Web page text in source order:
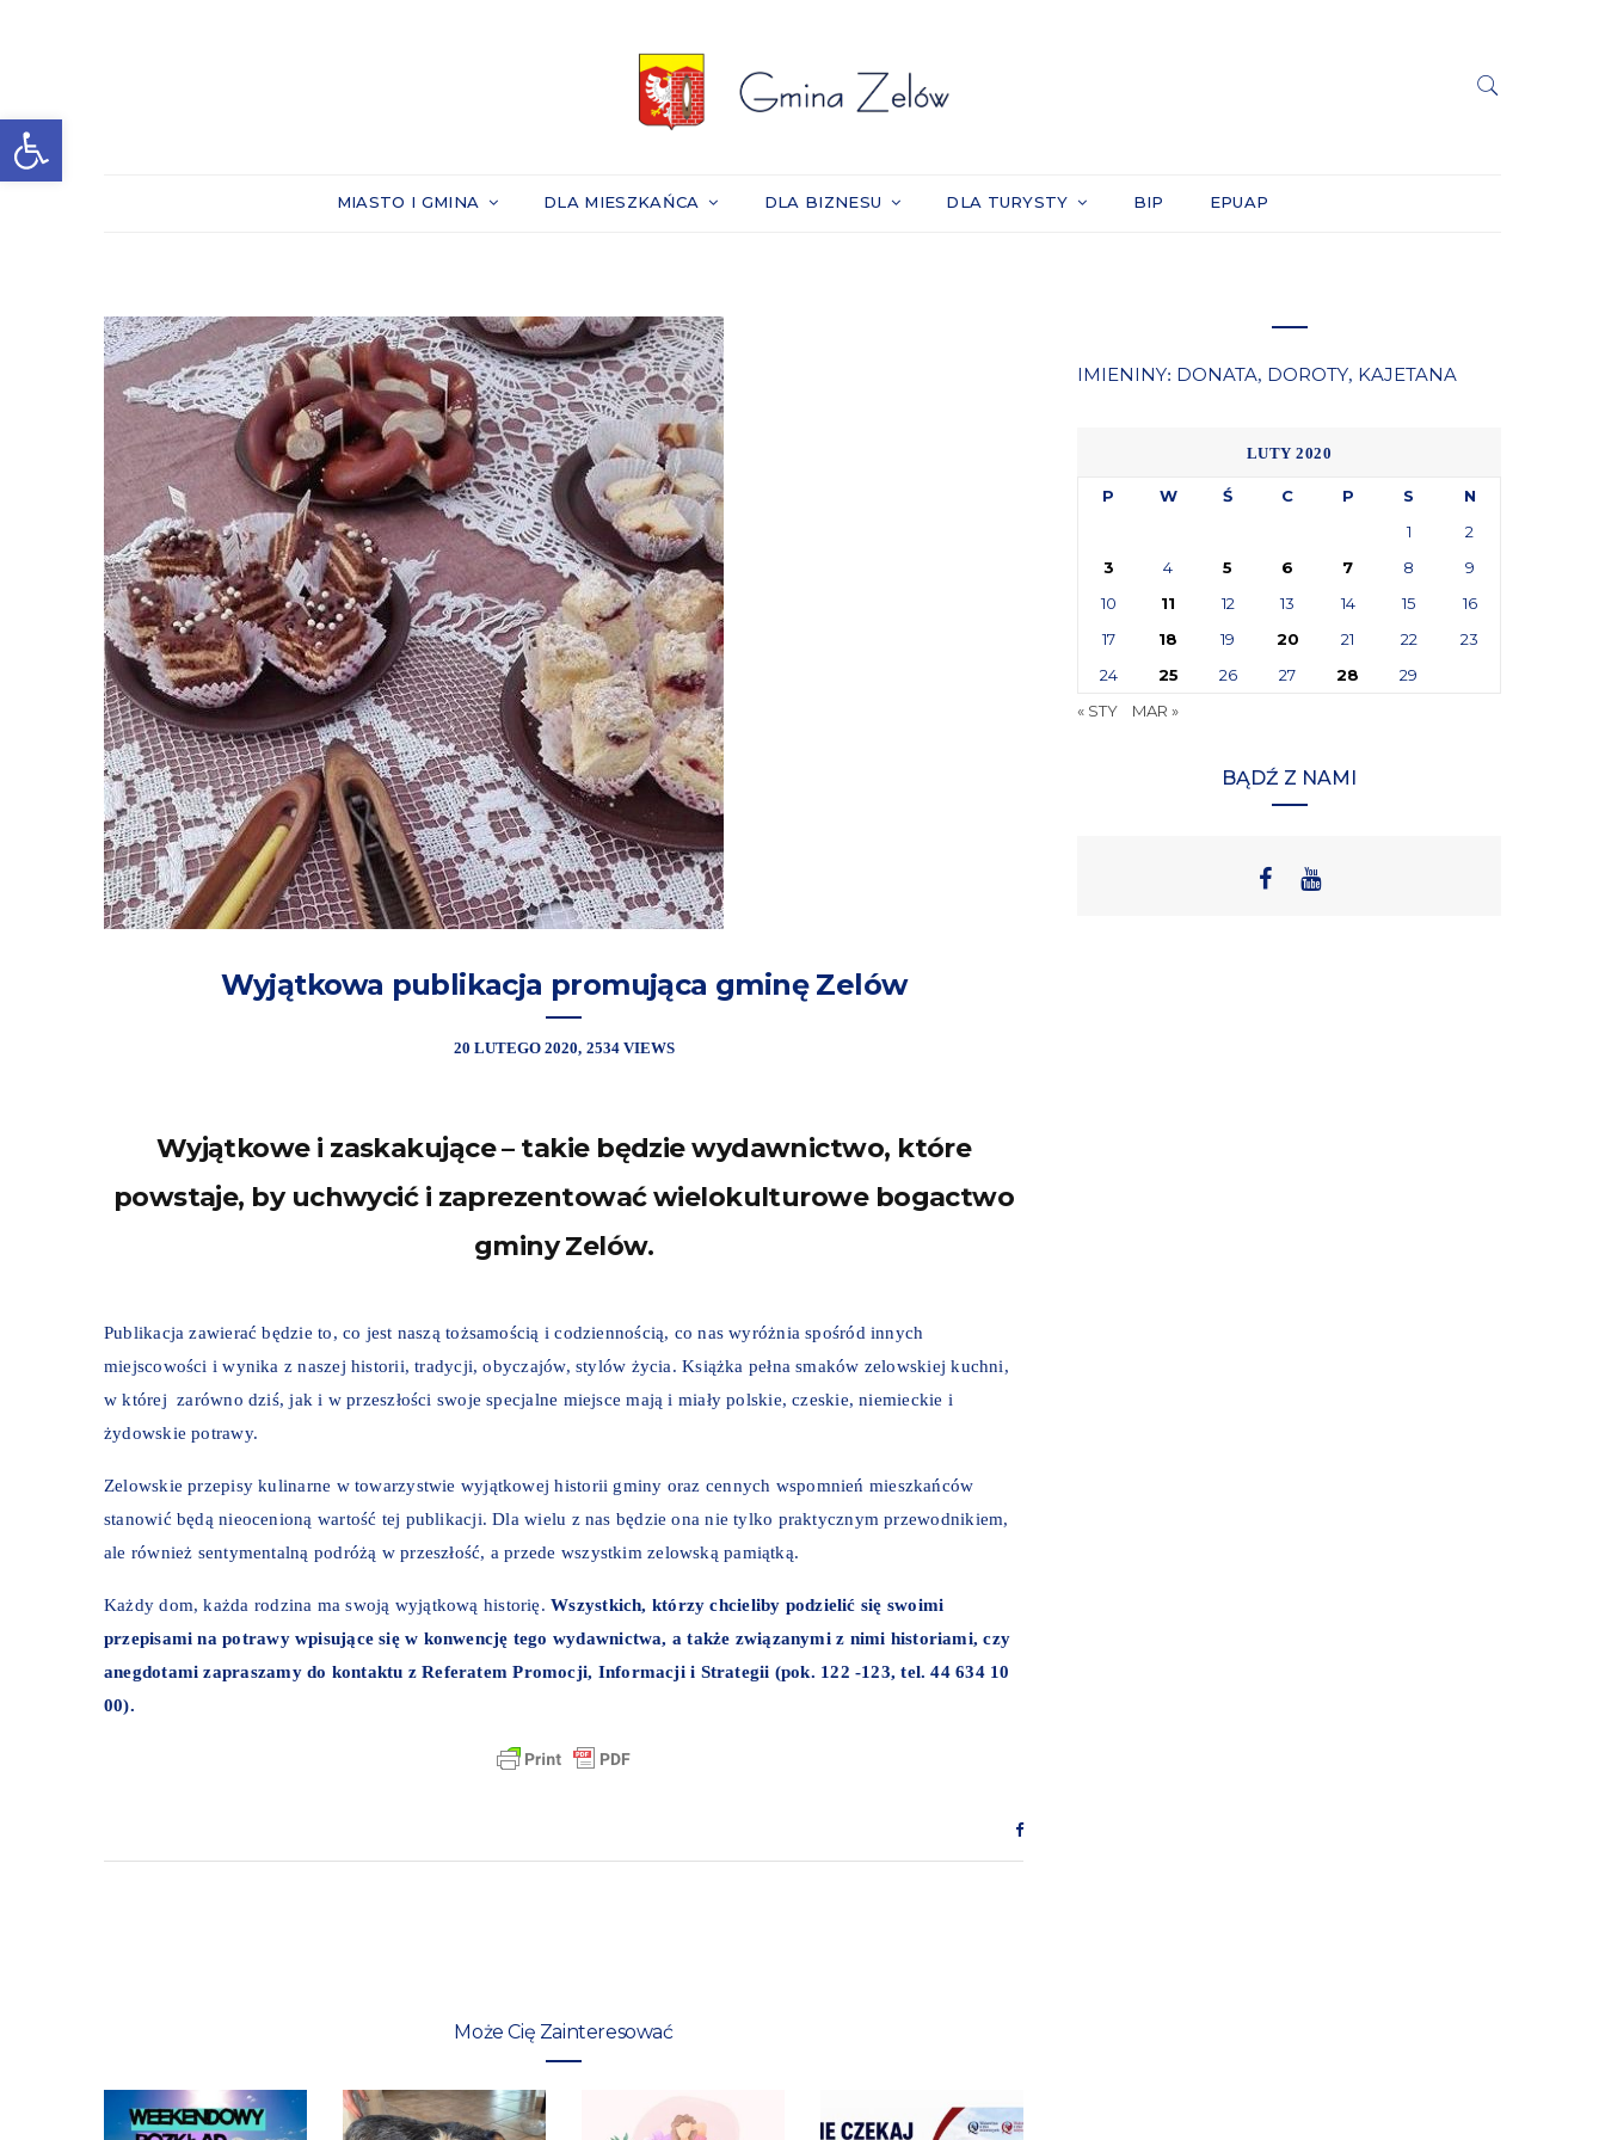
Otwórz pasek narzędzi
MIASTO I GMINA DLA MIESZKAŃCA DLA BIZNESU DLA TURYSTY BIP EPUAP
Wyjątkowa publikacja promująca gminę Zelów
20 LUTEGO 2020 2534 VIEWS
Wyjątkowe i zaskakujące – takie będzie wydawnictwo, które
powstaje, by uchwycić i zaprezentować wielokulturowe bogactwo
gminy Zelów.
Publikacja zawierać będzie to, co jest naszą tożsamością i codziennością, co nas wyróżnia spośród innych
miejscowości i wynika z naszej historii, tradycji, obyczajów, stylów życia. Książka pełna smaków zelowskiej kuchni,
w której zarówno dziś, jak i w przeszłości swoje specjalne miejsce mają i miały polskie, czeskie, niemieckie i
żydowskie potrawy.
Zelowskie przepisy kulinarne w towarzystwie wyjątkowej historii gminy oraz cennych wspomnień mieszkańców
stanowić będą nieocenioną wartość tej publikacji. Dla wielu z nas będzie ona nie tylko praktycznym przewodnikiem,
ale również sentymentalną podróżą w przeszłość, a przede wszystkim zelowską pamiątką.
Każdy dom, każda rodzina ma swoją wyjątkową historię.Wszystkich, którzy chcieliby podzielić się swoimi
przepisami na potrawy wpisujące się w konwencję tego wydawnictwa, a także związanymi z nimi historiami, czy
anegdotami zapraszamy do kontaktu z Referatem Promocji, Informacji i Strategii (pok. 122 -123, tel. 44 634 10
00).
Może Cię Zainteresować
IMIENINY: DONATA, DOROTY, KAJETANA
LUTY 2020
P W Ś C P S
N
1
2
3
4 5 6 7 8
9
10
11 12 13 14 15
16
17
18 19 20 21 22
23
24
25 26 27 28
29
« STY
MAR »
BĄDŹ Z NAMI